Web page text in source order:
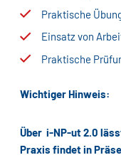
Praktische
Einsatz von
Praktische
Wichtiger Hinweis:
Über i-NP-ut 2.0
Praxis findet in